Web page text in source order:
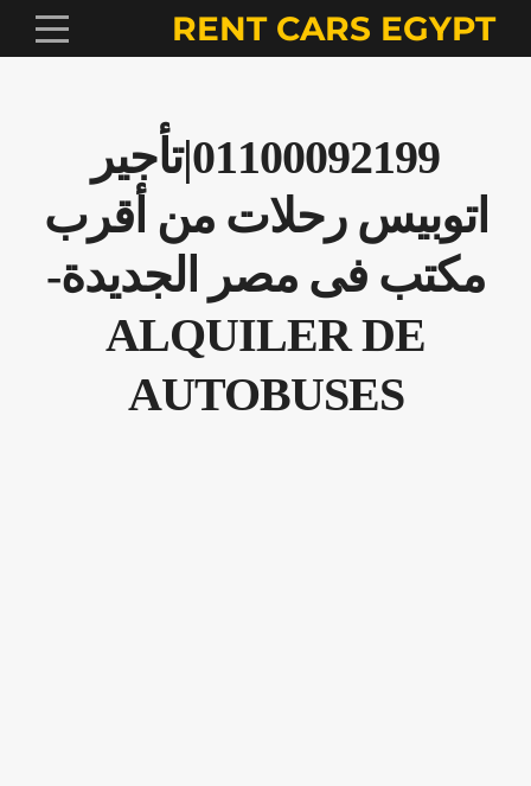
RENT CARS EGYPT
01100092199|تأجير
اتوبيس رحلات من أقرب
مكتب فى مصر الجديدة-
ALQUILER DE
AUTOBUSES